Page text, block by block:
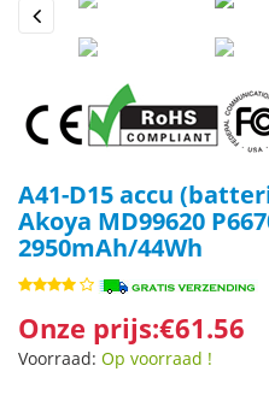
Previous
A41-D15 accu
Akoya MD99620
2950mAh/44Wh
Onze prijs:€61.56
Voorraad: Op voorraad !